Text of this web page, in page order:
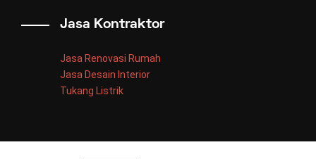
Jasa Kontraktor
Jasa Renovasi Rumah
Jasa Desain Interior
Tukang Listrik